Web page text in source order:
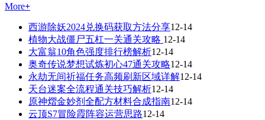
More+
西游除妖2024兑换码获取方法分享12-14
植物大战僵尸五杠一关通关攻略 12-14
大富翁10角色强度排行榜解析12-14
奥奇传说梦想试炼初心47通关攻略12-14
永劫无间祈福任务高频刷新区域详解12-14
天台迷案全流程通关技巧解析12-14
原神熠金妙剂全配方材料合成指南12-14
云顶S7冒险霞阵容运营思路12-14